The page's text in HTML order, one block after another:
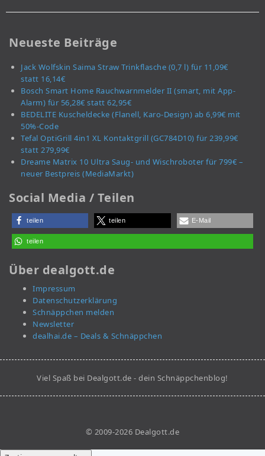
Neueste Beiträge
Jack Wolfskin Saima Straw Trinkflasche (0,7 l) für 11,09€
statt 16,14€
Bosch Smart Home Rauchwarnmelder II (smart, mit App-
Alarm) für 56,28€ statt 62,95€
BEDELITE Kuscheldecke (Flanell, Karo-Design) ab 6,99€ mit
50%-Code
Tefal OptiGrill 4in1 XL Kontaktgrill (GC784D10) für 239,99€
statt 279,99€
Dreame Matrix 10 Ultra Saug- und Wischroboter für 799€ –
neuer Bestpreis (MediaMarkt)
Social Media / Teilen
teilen teilen E-Mail
teilen
Über dealgott.de
Impressum
Datenschutzerklärung
Schnäppchen melden
Newsletter
dealhai.de – Deals & Schnäppchen
Viel Spaß bei Dealgott.de - dein Schnäppchenblog!
© 2009-2026 Dealgott.de